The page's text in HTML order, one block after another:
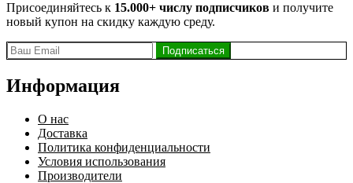
Присоединяйтесь к 15.000+ числу подписчиков и получите
новый купон на скидку каждую среду.
Информация
О нас
Доставка
Политика конфиденциальности
Условия использования
Производители